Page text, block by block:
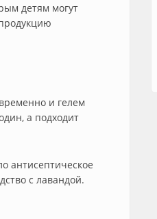
детям могут
и гелем
а подходит
антисептическое
с лавандой.